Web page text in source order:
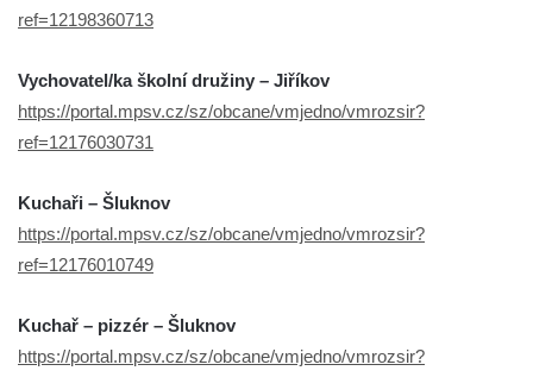
ref=12198360713
Vychovatel/ka školní družiny – Jiříkov
https://portal.mpsv.cz/sz/obcane/vmjedno/vmrozsir?
ref=12176030731
Kuchaři – Šluknov
https://portal.mpsv.cz/sz/obcane/vmjedno/vmrozsir?
ref=12176010749
Kuchař – pizzér – Šluknov
https://portal.mpsv.cz/sz/obcane/vmjedno/vmrozsir?